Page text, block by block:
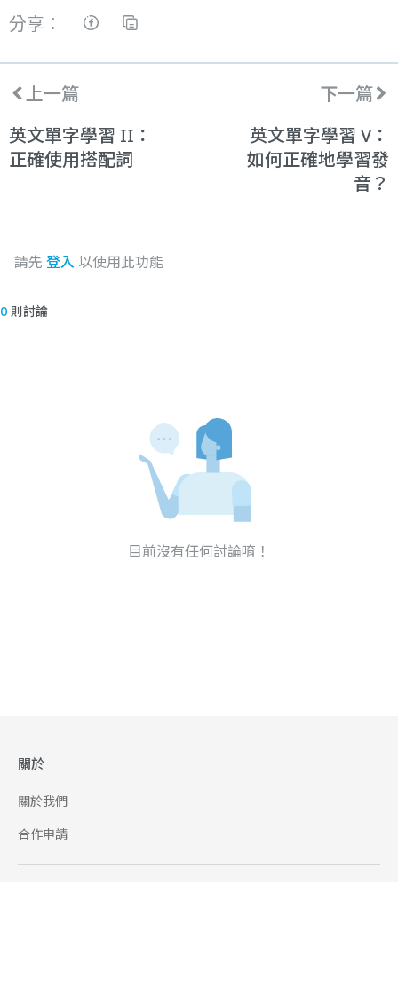
分享：
上一篇
英文單字學習 II：
正確使用搭配詞
下一篇
英文單字學習 V：
如何正確地學習發
音？
請先 登入 以使用此功能
0 則討論
目前沒有任何討論唷！
關於
關於我們
合作申請